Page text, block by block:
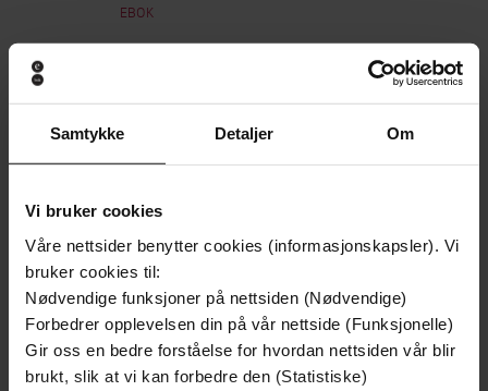
Samtykke Detaljer Om
Vi bruker cookies
Våre nettsider benytter cookies (informasjonskapsler). Vi
bruker cookies til:
Nødvendige funksjoner på nettsiden (Nødvendige)
Forbedrer opplevelsen din på vår nettside (Funksjonelle)
Gir oss en bedre forståelse for hvordan nettsiden vår blir
brukt, slik at vi kan forbedre den (Statistiske)
EBOK
Andre har også kjøpt
Vinner av Rivertonprisen